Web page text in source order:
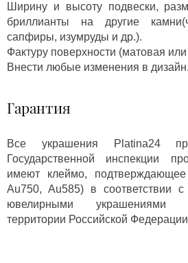
Ширину и высоту подвески,
бриллианты на другие
сапфиры, изумруды и др.).
Фактуру поверхности (матовая
Внести любые изменения в дизайн.
Гарантия
Все украшения Platina24
Государственной инспекции
имеют клеймо,
Au750, Au585) в соответствии
ювелирными украшениями
территории Российской